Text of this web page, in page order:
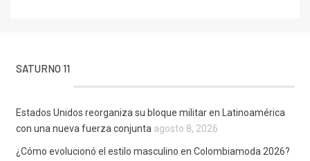
SATURNO 11
Estados Unidos reorganiza su bloque militar en Latinoamérica
con una nueva fuerza conjunta agosto 8, 2026
¿Cómo evolucionó el estilo masculino en Colombiamoda 2026?